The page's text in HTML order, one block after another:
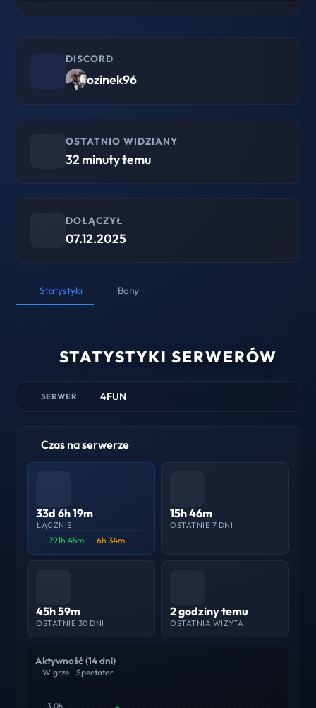
DISCORD
ozinek96
OSTATNIO WIDZIANY
32 minuty temu
DOŁĄCZYŁ
07.12.2025
Statystyki Bany
STATYSTYKI SERWERÓW
SERWER 4FUN
Czas na serwerze
33d 6h 19m
ŁĄCZNIE
791h 45m 6h 34m
15h 46m
OSTATNIE 7 DNI
45h 59m
OSTATNIE 30 DNI
2 godziny temu
OSTATNIA WIZYTA
Aktywność (14 dni)
W grze Spectator
3.0h